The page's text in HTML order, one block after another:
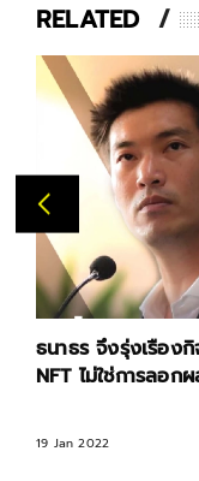
RELATED
ธนาธร จึงรุ่งเรือง
NFT ไม่ใช่การลอก
19 Jan 2022